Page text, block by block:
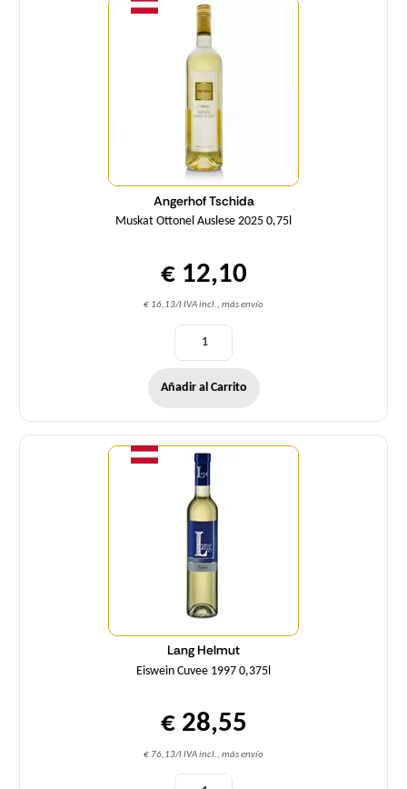
Angerhof Tschida
Muskat Ottonel Auslese 2025 0,75l
€ 12,10
€ 16,13/l IVA incl., más envío
Añadir al Carrito
Lang Helmut
Eiswein Cuvee 1997 0,375l
€ 28,55
€ 76,13/l IVA incl., más envío
Cantidad